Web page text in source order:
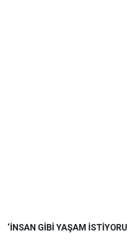
‘İNSAN GİBİ YAŞAM